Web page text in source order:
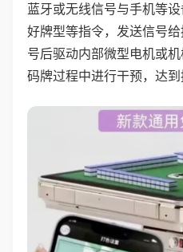
蓝牙或无线信号与手机等
好牌型等指令，发送信号
号后驱动内部微型电机或机
码牌过程中进行干预，达到